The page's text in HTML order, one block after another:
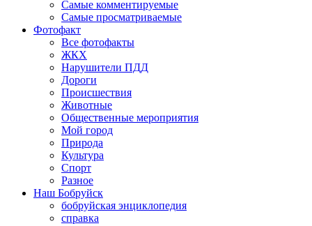
Самые комментируемые
Самые просматриваемые
Фотофакт
Все фотофакты
ЖКХ
Нарушители ПДД
Дороги
Происшествия
Животные
Общественные мероприятия
Мой город
Природа
Культура
Спорт
Разное
Наш Бобруйск
бобруйская энциклопедия
справка